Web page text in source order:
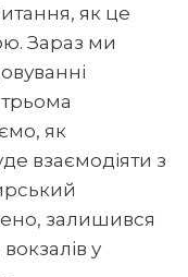
як це
Зараз ми
трьома
як
взаємодіяти з
залишився
у